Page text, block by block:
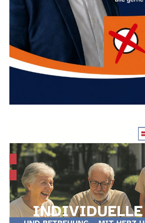
lungs­be­auf­trag­te der Stadt Leer)
Tele­fon: 0491 9782–315
E‑Mail:Tomke.Hamer@Leer.de